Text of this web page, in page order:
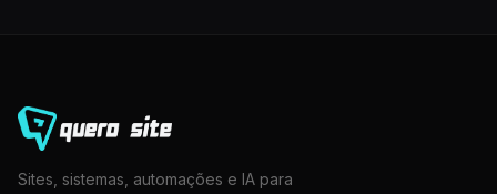
Sites, sistemas, automações e IA para